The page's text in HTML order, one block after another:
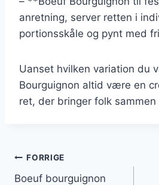
anretning, server retten i
portionsskåle og pynt med
Uanset hvilken variation du
Bourguignon altid være en
ret, der bringer folk
Indlægsnavigation
FORRIGE
Boeuf bourguignon